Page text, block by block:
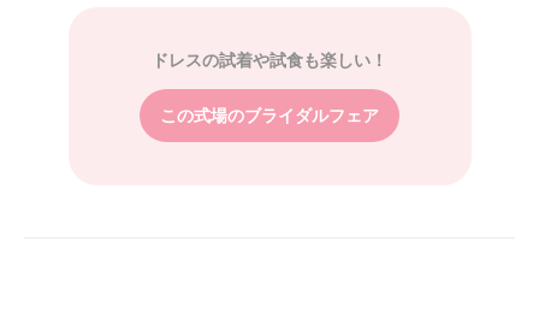
ドレスの試着や試食も楽しい！
この式場のブライダルフェア